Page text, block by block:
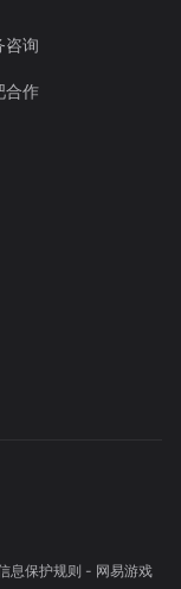
咨询
合作
息保护规则 - 网易游戏